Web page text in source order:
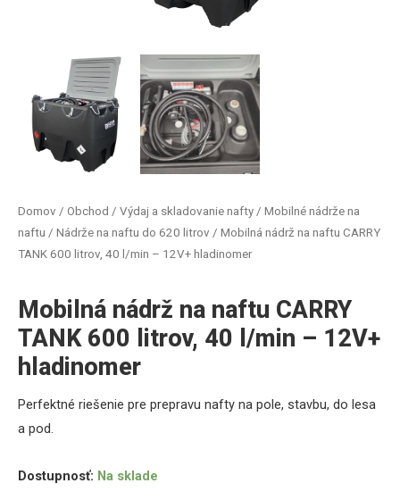
Domov / Obchod / Výdaj a skladovanie nafty / Mobilné nádrže na
naftu / Nádrže na naftu do 620 litrov / Mobilná nádrž na naftu CARRY
TANK 600 litrov, 40 l/min – 12V+ hladinomer
Mobilná nádrž na naftu CARRY
TANK 600 litrov, 40 l/min – 12V+
hladinomer
Perfektné riešenie pre prepravu nafty na pole, stavbu, do lesa
a pod.
Dostupnosť: Na sklade